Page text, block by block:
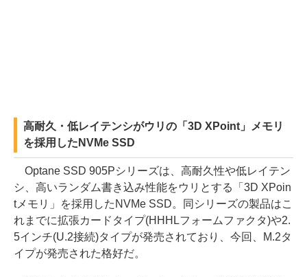
高耐久・低レイテンシがウリの「3D XPoint」メモリ
を採用したNVMe SSD
Optane SSD 905Pシリーズは、高耐久性や低レイテン
シ、高いランダム書き込み性能をウリとする「3D XPoin
tメモリ」を採用したNVMe SSD。同シリーズの製品はこ
れまでに拡張カードタイプ(HHHLフォームファクタ)や2.
5インチ(U.2接続)タイプが発売されており、今回、M.2タ
イプが発売された格好だ。